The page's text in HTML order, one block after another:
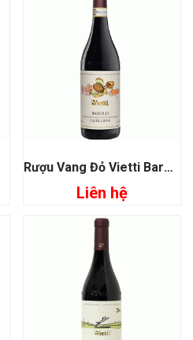
Rượu Vang Đỏ Vietti Barolo Castiglione
Liên hệ